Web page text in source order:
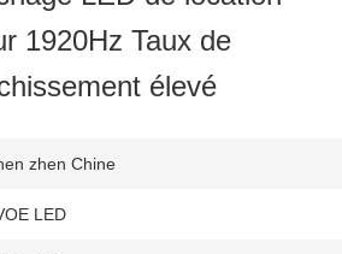
1920Hz Taux de
élevé
zhen Chine
LED